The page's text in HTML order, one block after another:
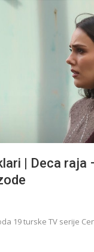
| Deca raja
19 turske TV serije